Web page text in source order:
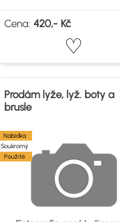
Cena: 420,- Kč
Prodám lyže, lyž. boty a
brusle
Nabídka
Soukromý
Použité